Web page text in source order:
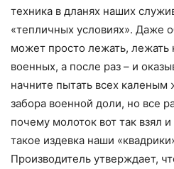
техника в дланях наших
«тепличных условиях». Даже
может просто лежать, лежать
военных, а после раз – и
начните пытать всех каленым
забора военной доли, но все
почему молоток вот так взял
такое издевка наши
Производитель утверждает,